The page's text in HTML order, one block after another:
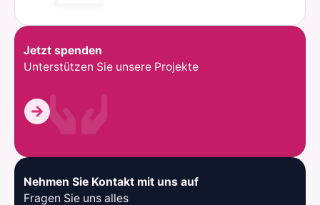
Jetzt spenden
Unterstützen Sie unsere Projekte
Nehmen Sie Kontakt mit uns auf
Fragen Sie uns alles